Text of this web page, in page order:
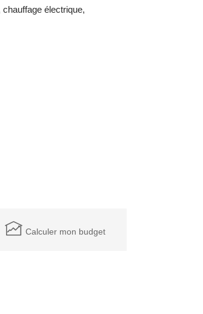
électrique,
Calculer mon budget